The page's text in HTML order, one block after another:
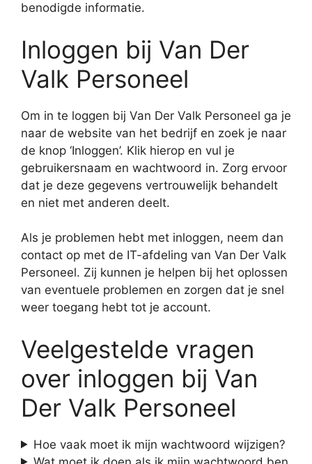
benodigde informatie.
Inloggen bij Van Der
Valk Personeel
Om in te loggen bij Van Der Valk Personeel ga je
naar de website van het bedrijf en zoek je naar
de knop ‘Inloggen’. Klik hierop en vul je
gebruikersnaam en wachtwoord in. Zorg ervoor
dat je deze gegevens vertrouwelijk behandelt
en niet met anderen deelt.
Als je problemen hebt met inloggen, neem dan
contact op met de IT-afdeling van Van Der Valk
Personeel. Zij kunnen je helpen bij het oplossen
van eventuele problemen en zorgen dat je snel
weer toegang hebt tot je account.
Veelgestelde vragen
over inloggen bij Van
Der Valk Personeel
Hoe vaak moet ik mijn wachtwoord wijzigen?